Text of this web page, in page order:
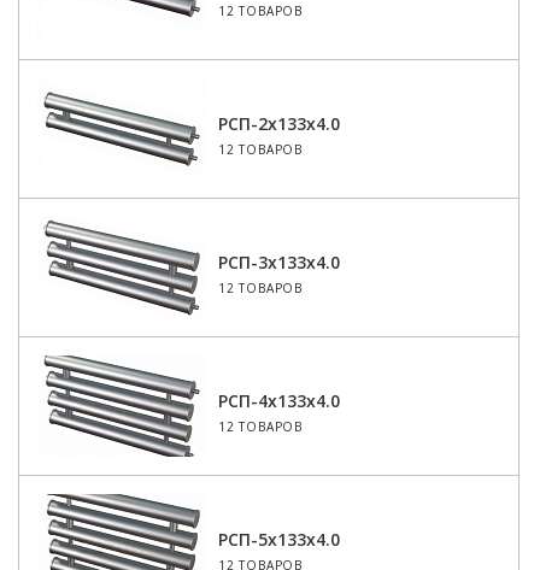
12 ТОВАРОВ
РСП-2x133x4.0
12 ТОВАРОВ
РСП-3x133x4.0
12 ТОВАРОВ
РСП-4x133x4.0
12 ТОВАРОВ
РСП-5x133x4.0
12 ТОВАРОВ